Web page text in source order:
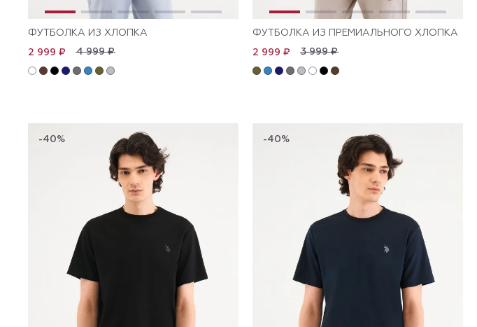
ФУТБОЛКА ИЗ ХЛОПКА
4 999 ₽
2 999 ₽
ФУТБОЛКА ИЗ ПРЕМИАЛЬНОГО ХЛОПКА
3 999 ₽
2 999 ₽
-40% -40%